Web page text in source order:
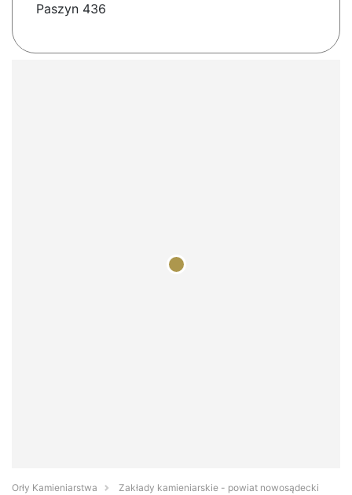
Paszyn 436
Orły Kamieniarstwa
Zakłady kamieniarskie - powiat nowosądecki